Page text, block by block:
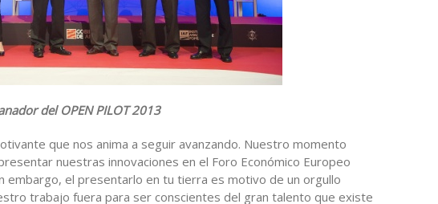
del OPEN PILOT 2013
que nos anima a seguir avanzando. Nuestro momento
nuestras innovaciones en el Foro Económico Europeo
embargo, el presentarlo en tu tierra es motivo de un orgullo
trabajo fuera para ser conscientes del gran talento que existe